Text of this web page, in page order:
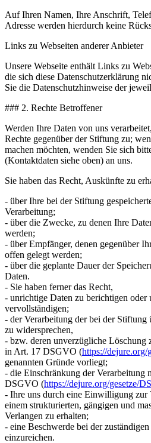
Auf Ihren Namen, Ihre Anschrift,
Adresse werden hierdurch keine
Links zu Webseiten anderer Anbieter
Unsere Webseite enthält Links zu
die sich diese Datenschutzerklärung
Sie die Datenschutzhinweise der
### 2. Rechte Betroffener
Werden Ihre Daten von uns
Rechte gegenüber der Stiftung zu;
machen möchten, wenden Sie sich
(Kontaktdaten siehe oben) an uns.
Sie haben das Recht, Auskünfte zu
- über Ihre bei der Stiftung
Verarbeitung;
- über die Zwecke, zu denen Ihre
werden;
- über Empfänger, denen gegenüber
offen gelegt werden;
- über die geplante Dauer der
Daten.
- Sie haben ferner das Recht,
- unrichtige Daten zu berichtigen oder
vervollständigen;
- der Verarbeitung der bei der Stiftung
zu widersprechen,
- bzw. deren unverzügliche Löschung
in Art. 17 DSGVO (https://
genannten Gründe vorliegt;
- die Einschränkung der Verarbeitung
DSGVO (https://dejure.org/gesetze/
- Ihre uns durch eine Einwilligung zur
einem strukturierten, gängigen und
Verlangen zu erhalten;
- eine Beschwerde bei der
einzureichen.